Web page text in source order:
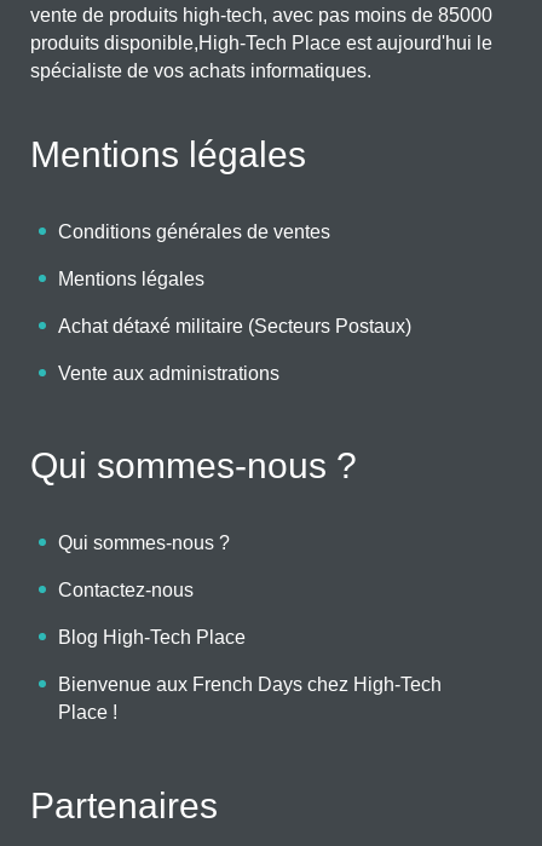
vente de produits high-tech, avec pas moins de 85000
produits disponible,High-Tech Place est aujourd'hui le
spécialiste de vos achats informatiques.
Mentions légales
Conditions générales de ventes
Mentions légales
Achat détaxé militaire (Secteurs Postaux)
Vente aux administrations
Qui sommes-nous ?
Qui sommes-nous ?
Contactez-nous
Blog High-Tech Place
Bienvenue aux French Days chez High-Tech
Place !
Partenaires